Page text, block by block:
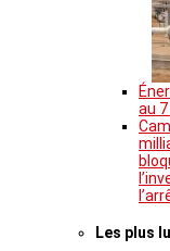
au
Les plus